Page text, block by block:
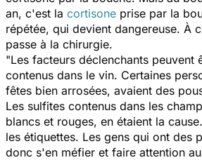
an, c'est la cortisone prise par la
répétée, qui devient dangereuse. À
passe à la chirurgie.
"Les facteurs déclenchants peuvent
contenus dans le vin. Certaines
fêtes bien arrosées, avaient des
Les sulfites contenus dans les
blancs et rouges, en étaient la
les étiquettes. Les gens qui ont des
donc s'en méfier et faire attention